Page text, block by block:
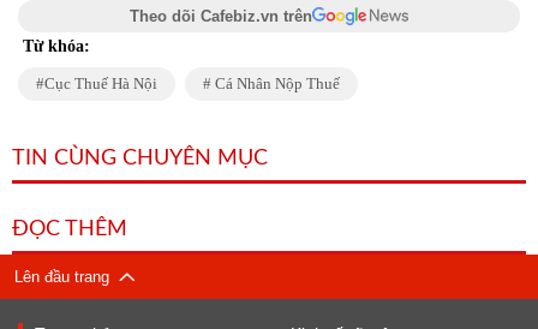
Theo dõi Cafebiz.vn trên
Từ khóa:
Cục Thuế Hà Nội Cá Nhân Nộp Thuế
TIN CÙNG CHUYÊN MỤC
ĐỌC THÊM
Lên đầu trang